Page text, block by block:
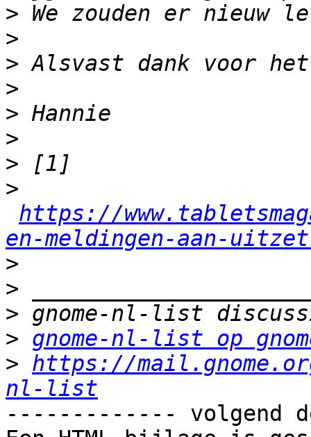
>
>
>
>
>
>
>
>
https://
en-meldingen-aan-
>
>
>
> gnome-nl-list op
> https://
nl-list
------------- volgend